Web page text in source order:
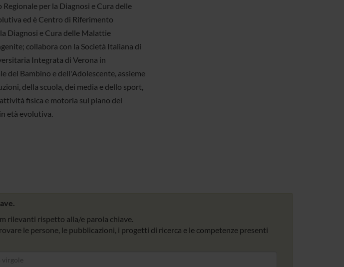
per la Diagnosi e Cura delle
ed è Centro di Riferimento
Diagnosi e Cura delle Malattie
collabora con la Società Italiana di
Integrata di Verona in
del Bambino e dell'Adolescente, assieme
della scuola, dei media e dello sport,
fisica e motoria sul piano del
età evolutiva.
rilevanti rispetto alla/e parola chiave.
le persone, le pubblicazioni, i progetti di ricerca e le competenze presenti